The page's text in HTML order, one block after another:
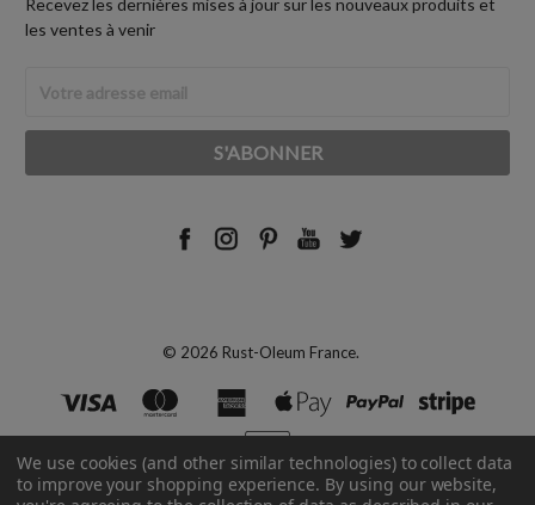
Recevez les dernières mises à jour sur les nouveaux produits et
les ventes à venir
Email
© 2026 Rust-Oleum France.
We use cookies (and other similar technologies) to collect data
to improve your shopping experience. By using our website,